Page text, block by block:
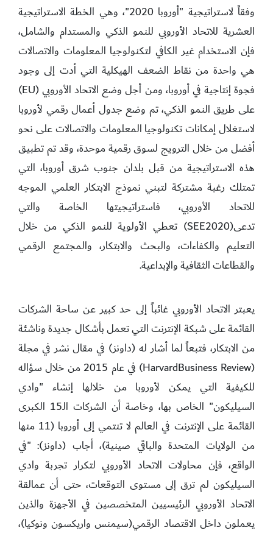
وفقاً لاستراتيجية "أوروبا 2020"، وهي الخطة الاستراتيجية
العشرية للاتحاد الأوروبي للنمو الذكي والمستدام والشامل،
فإن الاستخدام غير الكافي لتكنولوجيا المعلومات والاتصالات
هي واحدة من نقاط الضعف الهيكلية التي أدت إلى وجود
فجوة إنتاجية في أوروبا، ومن أجل وضع الاتحاد الأوروبي (EU)
على طريق النمو الذكي، تم وضع جدول أعمال رقمي لأوروبا
لاستغلال إمكانات تكنولوجيا المعلومات والاتصالات على نحو
أفضل من خلال الترويج لسوق رقمية موحدة، وقد تم تطبيق
هذه الاستراتيجية من قبل بلدان جنوب شرق أوروبا، التي
تمتلك رغبة مشتركة لتبني نموذج الابتكار العلمي الموجه
للاتحاد الأوروبي، فاستراتيجيتها الخاصة والتي
تدعى(SEE2020) تعطي الأولوية للنمو الذكي من خلال
التعليم والكفاءات، والبحث والابتكار، والمجتمع الرقمي
والقطاعات الثقافية والإبداعية.
يعبتر الاتحاد الأوروبي غائباً إلى حد كبير عن ساحة الشركات
القائمة على شبكة الإنترنت التي تعمل بأشكال جديدة وناشئة
من الابتكار، فتبعاً لما أشار له (داونز) في مقال نشر في مجلة
(HarvardBusiness Review) في عام 2015 من خلال سؤاله
للكيفية التي يمكن لأوروبا من خلالها إنشاء "وادي
السيليكون" الخاص بها، وخاصة أن الشركات الـ15 الكبرى
القائمة على الإنترنت في العالم لا تنتمي إلى أوروبا (11 منها
من الولايات المتحدة والباقي صينية)، أجاب (داونز): "في
الواقع، فإن محاولات الاتحاد الأوروبي لتكرار تجربة وادي
السيليكون لم ترق إلى مستوى التوقعات، حتى أن عمالقة
الاتحاد الأوروبي الرئيسيين المتخصصين في الأجهزة والذين
يعملون داخل الاقتصاد الرقمي(سيمنس واريكسون ونوكيا)،